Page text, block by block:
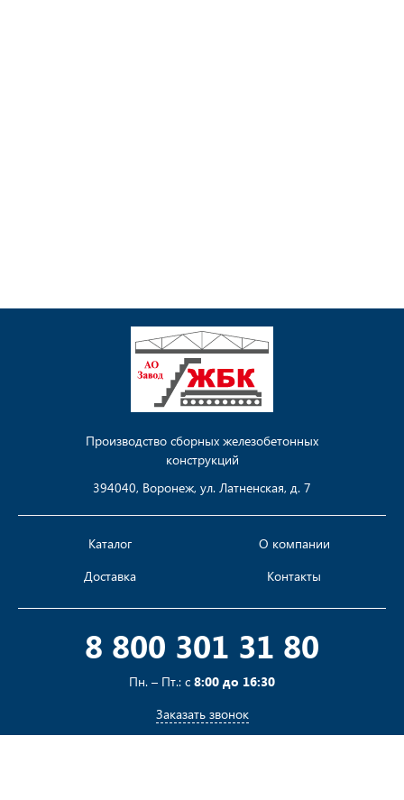
Производство сборных железобетонных
конструкций
394040, Воронеж, ул. Латненская, д. 7
Каталог
Доставка
О компании
Контакты
8 800 301 31 80
Пн. – Пт.: с 8:00 до 16:30
Заказать звонок